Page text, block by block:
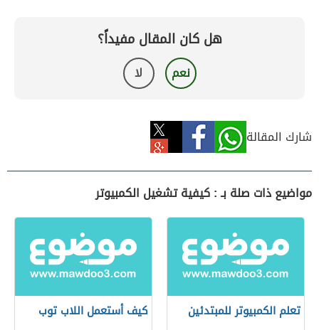
هل كان المقال مفيداً؟
نعم لا
شارك المقالة
مواضيع ذات صلة بـ : كيفية تشغيل الكمبيوتر
تعلم الكمبيوتر للمبتدئين كيف أستعمل اللاب توب